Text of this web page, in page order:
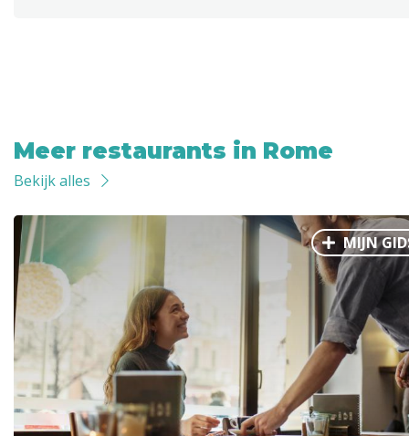
Meer restaurants in Rome
Bekijk alles
MIJN